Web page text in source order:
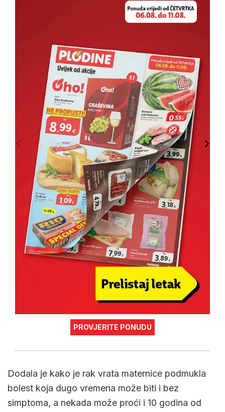
PROVJERITE PONUDU
Dodala je kako je rak vrata maternice podmukla
bolest koja dugo vremena može biti i bez
simptoma, a nekada može proći i 10 godina od